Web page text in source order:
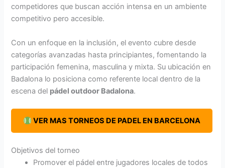
competidores que buscan acción intensa en un ambiente
competitivo pero accesible.
Con un enfoque en la inclusión, el evento cubre desde
categorías avanzadas hasta principiantes, fomentando la
participación femenina, masculina y mixta. Su ubicación en
Badalona lo posiciona como referente local dentro de la
escena del pádel outdoor Badalona.
​ VER MAS TORNEOS DE PADEL EN BARCELONA
Objetivos del torneo
Promover el pádel entre jugadores locales de todos